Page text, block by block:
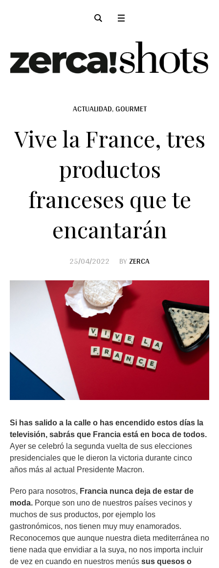
ACTUALIDAD,GOURMET
Vive la France, tres
productos
franceses que te
encantarán
25/04/2022 BYZERCA
Si has salido a la calle o has encendido estos días la
televisión, sabrás que Francia está en boca de todos.
Ayer se celebró la segunda vuelta de sus elecciones
presidenciales que le dieron la victoria durante cinco
años más al actual Presidente Macron.
Pero para nosotros, Francia nunca deja de estar de
moda. Porque son uno de nuestros países vecinos y
muchos de sus productos, por ejemplo los
gastronómicos, nos tienen muy muy enamorados.
Reconocemos que aunque nuestra dieta mediterránea no
tiene nada que envidiar a la suya, no nos importa incluir
de vez en cuando en nuestros menús sus quesos o